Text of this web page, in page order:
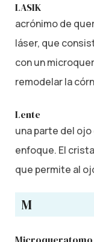
LASIK
acrónimo de
láser, que
con un
remodelar la
Lente
una parte del
enfoque. El
que permite al
M